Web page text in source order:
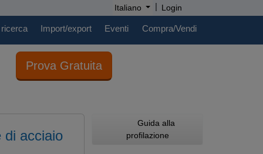
Italiano | Login
Import/export Eventi Compra/Vendi
Prova Gratuita
di acciaio
Guida alla
profilazione